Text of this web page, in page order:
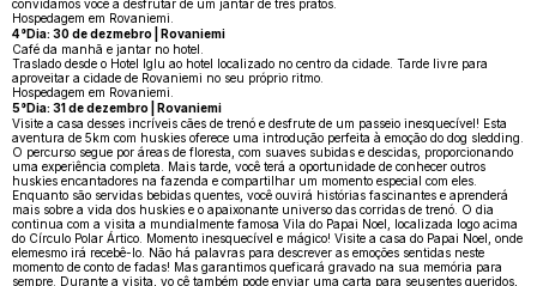
convidamos você a desfrutar de um jantar de três pratos.
Hospedagem em Rovaniemi.
4°Dia: 30 de dezmebro | Rovaniemi
Café da manhã e jantar no hotel.
Traslado desde o Hotel Iglu ao hotel localizado no centro da cidade. Tarde livre para
aproveitar a cidade de Rovaniemi no seu próprio ritmo.
Hospedagem em Rovaniemi.
5°Dia: 31 de dezembro | Rovaniemi
Visite a casa desses incríveis cães de trenó e desfrute de um passeio inesquecível! Esta
aventura de 5km com huskies oferece uma introdução perfeita à emoção do dog sledding.
O percurso segue por áreas de floresta, com suaves subidas e descidas, proporcionando
uma experiência completa. Mais tarde, você terá a oportunidade de conhecer outros
huskies encantadores na fazenda e compartilhar um momento especial com eles.
Enquanto são servidas bebidas quentes, você ouvirá histórias fascinantes e aprenderá
mais sobre a vida dos huskies e o apaixonante universo das corridas de trenó. O dia
continua com a visita a mundialmente famosa Vila do Papai Noel, localizada logo acima
do Círculo Polar Ártico. Momento inesquecível e mágico! Visite a casa do Papai Noel, onde
elemesmo irá recebê-lo. Não há palavras para descrever as emoções sentidas neste
momento de conto de fadas! Mas garantimos queficará gravado na sua memória para
sempre. Durante a visita, vo cê também pode enviar uma carta para seusentes queridos,